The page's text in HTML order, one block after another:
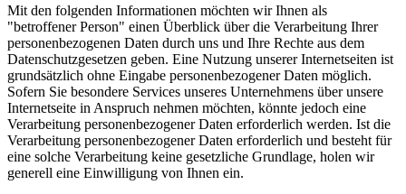
Mit den folgenden Informationen möchten wir Ihnen als
"betroffener Person" einen Überblick über die Verarbeitung Ihrer
personenbezogenen Daten durch uns und Ihre Rechte aus dem
Datenschutzgesetzen geben. Eine Nutzung unserer Internetseiten ist
grundsätzlich ohne Eingabe personenbezogener Daten möglich.
Sofern Sie besondere Services unseres Unternehmens über unsere
Internetseite in Anspruch nehmen möchten, könnte jedoch eine
Verarbeitung personenbezogener Daten erforderlich werden. Ist die
Verarbeitung personenbezogener Daten erforderlich und besteht für
eine solche Verarbeitung keine gesetzliche Grundlage, holen wir
generell eine Einwilligung von Ihnen ein.